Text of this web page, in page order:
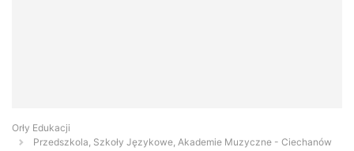
Orły Edukacji
Przedszkola, Szkoły Językowe, Akademie Muzyczne - Ciechanów